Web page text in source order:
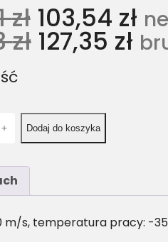
zł 103,54 zł
zł 127,35 zł
+ Dodaj do koszyka
s, temperatura pracy: -35